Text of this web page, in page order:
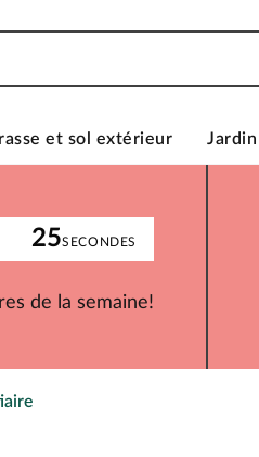
et sol extérieur Jardin
25SECONDES
de la semaine!